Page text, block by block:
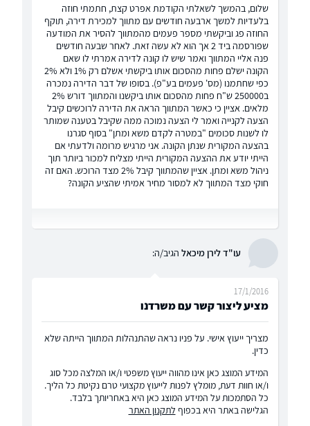
שלום, בהמשך לשאלתי הקודמת אפרט קצת, חתמתי חוזה
בלעדיות למשך ארבעה חודשים עם מתווך למכירת דירה, תוקף
החוזה פג וביקשתי מספר פעמים מהמתווך להסיר את המודעה
שפורסמה ביד 2 אך הוא לא עשה זאת. לאחר שבעה חודשים
פנה אליי המתווך ואמר שיש לו קונה לדירה אמרתי לו שאם
הקונה ישלם פחות מהסכום אותו ביקשתי אשלם רק 1% ולא 2%
כפי שחתמנו (מס' פעמים בע"פ). בסופו של דבר הדירה נמכרה
ב250000 ש"ח פחות מהסכום אותו ביקשנו והמתווך דורש 2%
מלאים. אציין כי כאשר המתווך הראה את הדירה לרוכשים קיבל
הצעה לקנייה ואמר לי הצעה נמוכה ממה שקיבל בטענה שמותר
לו לשנות סכומים "במטרה לקדם משא ומתן" בסוף סגרנו
בהצעה המקורית שנתן הקונה. אני מרגיש מרומה ולדעתי אם
הייתי יודע את ההצעה המקורית הייתי מצליח למכור ביותר תוך
ניהול משא ומתן. אציין שהמתווך קיבל 2% מצד הרוכש. האם זה
חוקי מצד המתווך לא למסור מחיר אמיתי שהציע הקונה?
עו"ד לירן מיכאל הגיב/ה:
מציע ליצור קשר עם משרדנו
17/1/2016
מצריך ייעוץ אישי. על פניו נראה שהתנהלות המתווך הייתה שלא
כדין.
המידע המוצג כאן אינו מהווה ייעוץ משפטי ו/או המלצה מכל סוג
ו/או חוות דעת, מומלץ לפנות לייעוץ מקצועי טרם נקיטת כל הליך.
כל הסתמכות על המידע המוצג כאן היא באחריותך בלבד.
הגלישה באתר היא בכפוף לתקנון האתר